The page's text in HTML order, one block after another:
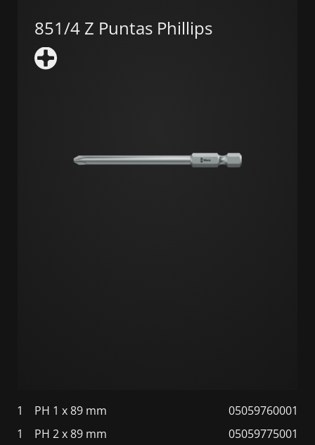
851/4 Z Puntas Phillips
1 PH 1 x 89 mm
05059760001
1
PH 2 x 89 mm 05059775001